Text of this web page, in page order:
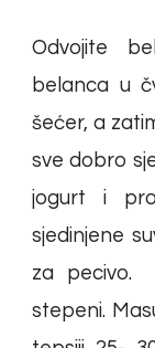
Odvojite
belanca u
šećer, a
sve dobro
jogurt i
sjedinjene
za pecivo.
stepeni.